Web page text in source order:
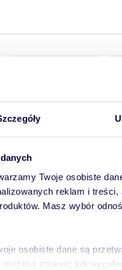
Twoje osobiste
reklam i
Masz wybór
osobiste dane są
możesz zmienić lub
od 1000 m² do 14 000 m²
o oznaczeniu 3UC